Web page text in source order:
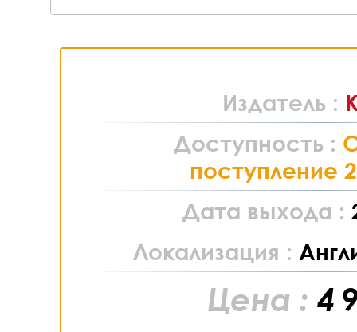
Издатель :
Доступность :
поступление
Дата выхода :
Локализация :
Цена : 4